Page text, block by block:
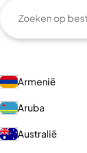
Armenië
Aruba
Australië